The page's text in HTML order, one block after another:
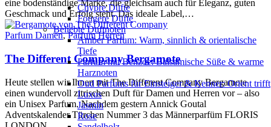
Chypre Düfte
Fougere Düfte
Beliebte Duftnoten
Amber Parfum: Warm, sinnlich & orientalische
Tiefe
Parfum mit Benzoe: Balsamische Süße & warme
Harznoten
Oud Parfums für Einsteiger & Kenner: Orient trifft
Luxus
Jasmin
Rose
eine bodenständige Marke, die gleichsam auch für Eleganz, guten
Geschmack und Erfolg steht. Das ideale Label,…
Parfum Damen,Parfum Herren
The Different Company Bergamote
Heute stellen wir Ihnen mit The Different Company Bergamote
einen wundervoll zitrischen Duft für Damen und Herren vor – also
ein Unisex Parfum. Nachdem gestern Annick Goutal
Adventskalender Türchen Nummer 3 das Männerparfüm FLORIS